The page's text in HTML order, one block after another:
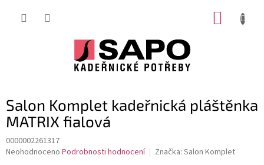
Salon Komplet kadeřnická pláštěnka
MATRIX fialová
0000002261317
Průměrné
Neohodnoceno Podrobnosti hodnocení Značka: Salon Komplet